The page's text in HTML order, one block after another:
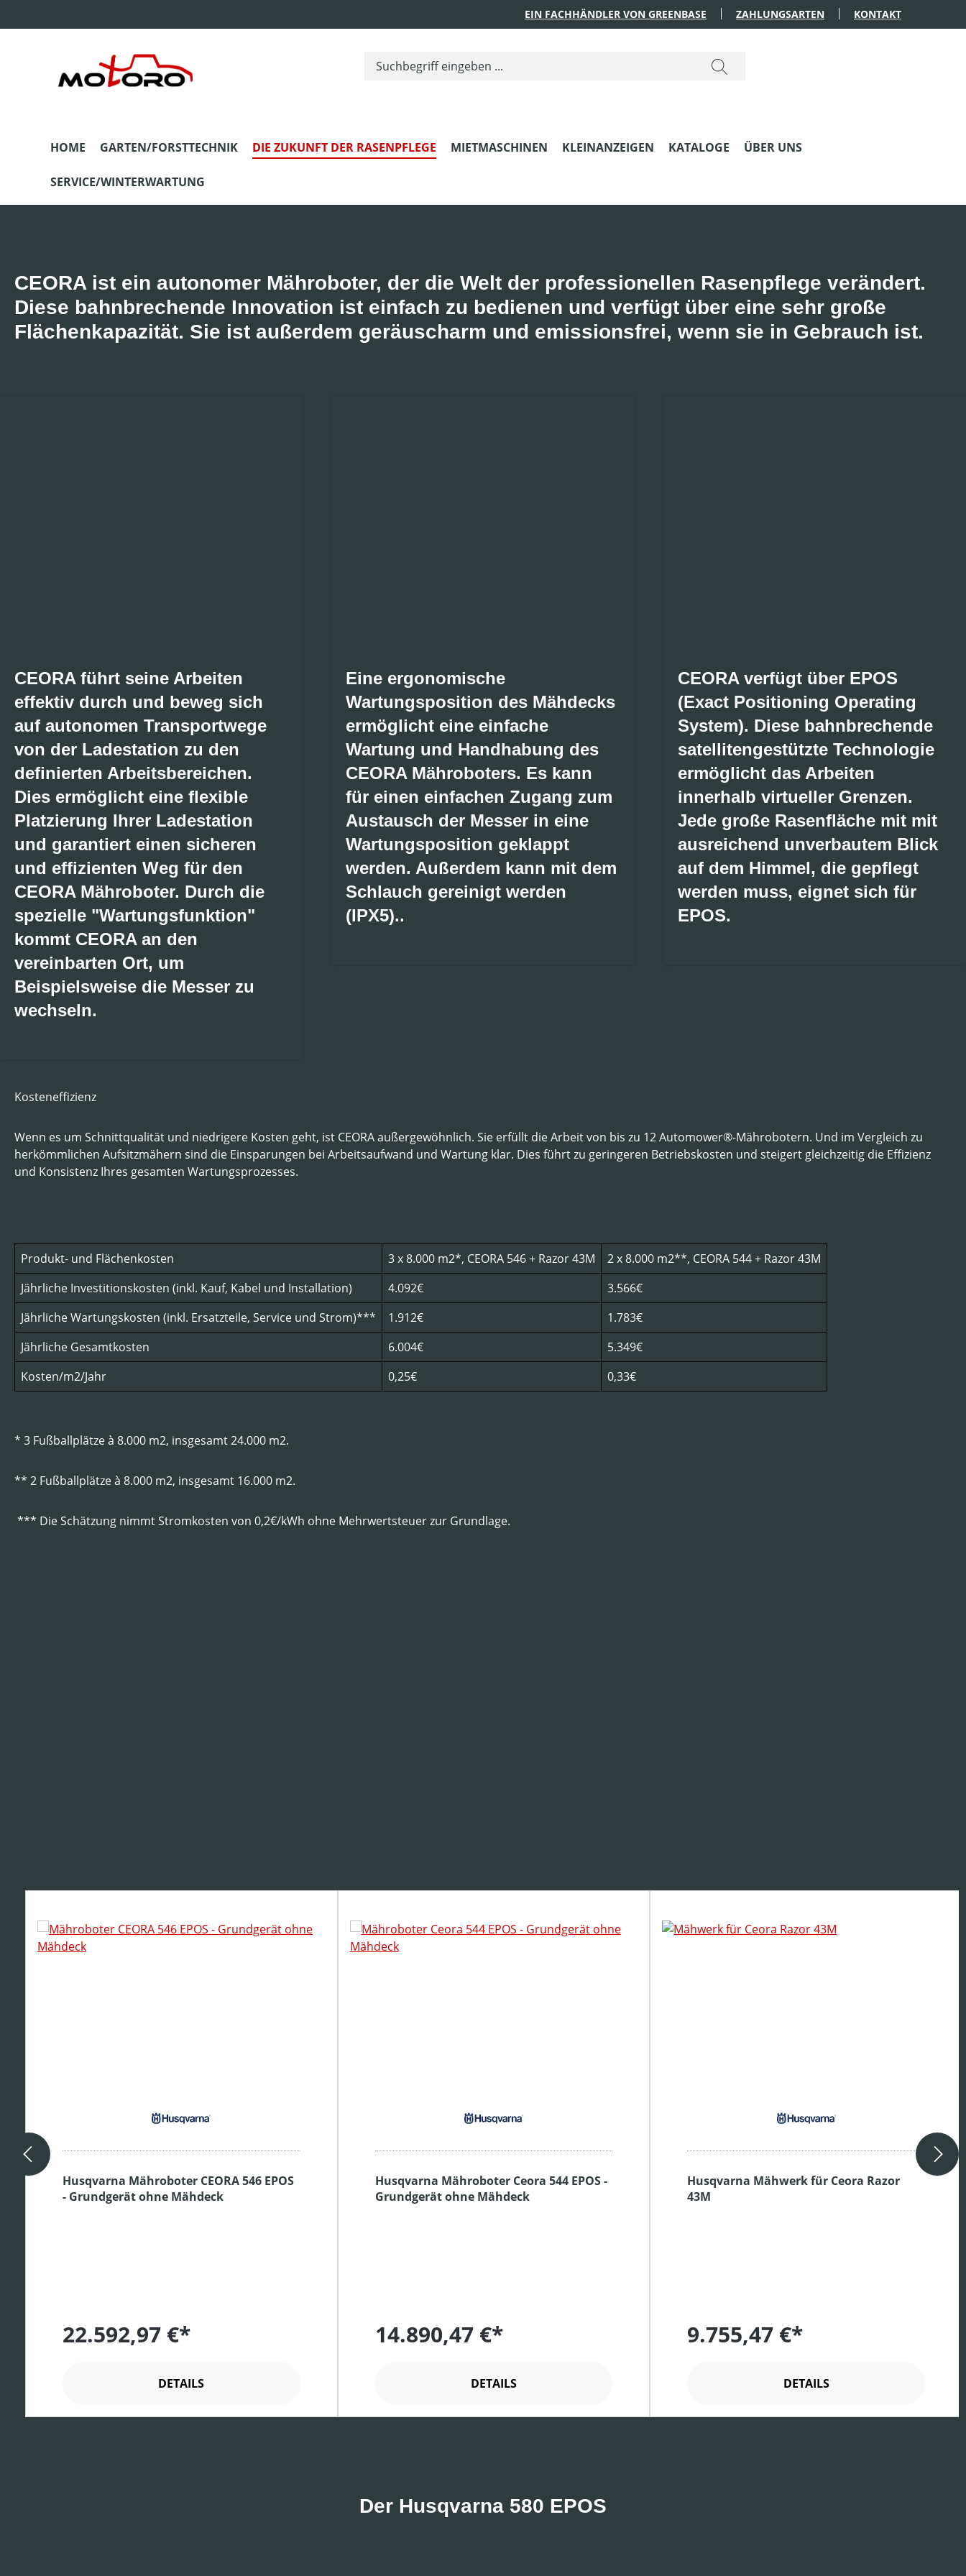
EIN FACHHÄNDLER VON GREENBASE ZAHLUNGSARTEN KONTAKT
HOME GARTEN/FORSTTECHNIK DIE ZUKUNFT DER RASENPFLEGE MIETMASCHINEN KLEINANZEIGEN KATALOGE ÜBER UNS
SERVICE/WINTERWARTUNG
CEORA ist ein autonomer Mähroboter, der die Welt der professionellen Rasenpflege verändert.
Diese bahnbrechende Innovation ist einfach zu bedienen und verfügt über eine sehr große
Flächenkapazität. Sie ist außerdem geräuscharm und emissionsfrei, wenn sie in Gebrauch ist.
CEORA führt seine Arbeiten
effektiv durch und beweg sich
auf autonomen Transportwege
von der Ladestation zu den
definierten Arbeitsbereichen.
Dies ermöglicht eine flexible
Platzierung Ihrer Ladestation
und garantiert einen sicheren
und effizienten Weg für den
CEORA Mähroboter. Durch die
spezielle "Wartungsfunktion"
kommt CEORA an den
vereinbarten Ort, um
Beispielsweise die Messer zu
wechseln.
Eine ergonomische
Wartungsposition des Mähdecks
ermöglicht eine einfache
Wartung und Handhabung des
CEORA Mähroboters. Es kann
für einen einfachen Zugang zum
Austausch der Messer in eine
Wartungsposition geklappt
werden. Außerdem kann mit dem
Schlauch gereinigt werden
(IPX5)..
CEORA verfügt über EPOS
(Exact Positioning Operating
System). Diese bahnbrechende
satellitengestützte Technologie
ermöglicht das Arbeiten
innerhalb virtueller Grenzen.
Jede große Rasenfläche mit mit
ausreichend unverbautem Blick
auf dem Himmel, die gepflegt
werden muss, eignet sich für
EPOS.
Kosteneffizienz
Wenn es um Schnittqualität und niedrigere Kosten geht, ist CEORA außergewöhnlich. Sie erfüllt die Arbeit von bis zu 12 Automower®-Mährobotern. Und im Vergleich zu
herkömmlichen Aufsitzmähern sind die Einsparungen bei Arbeitsaufwand und Wartung klar. Dies führt zu geringeren Betriebskosten und steigert gleichzeitig die Effizienz
und Konsistenz Ihres gesamten Wartungsprozesses.
Produkt- und Flächenkosten 3 x 8.000 m2*, CEORA 546 + Razor 43M
2 x 8.000 m2**, CEORA 544 + Razor 43M
Jährliche Investitionskosten (inkl. Kauf, Kabel und Installation)
4.092€
3.566€
Jährliche Wartungskosten (inkl. Ersatzteile, Service und Strom)***
1.912€
1.783€
Jährliche Gesamtkosten
6.004€
5.349€
Kosten/m2/Jahr
0,25€ 0,33€
* 3 Fußballplätze à 8.000 m2, insgesamt 24.000 m2.
** 2 Fußballplätze à 8.000 m2, insgesamt 16.000 m2.
*** Die Schätzung nimmt Stromkosten von 0,2€/kWh ohne Mehrwertsteuer zur Grundlage.
Husqvarna Mähroboter CEORA 546 EPOS
- Grundgerät ohne Mähdeck
22.592,97 €*
DETAILS
Husqvarna Mähroboter Ceora 544 EPOS -
Grundgerät ohne Mähdeck
14.890,47 €*
DETAILS
Husqvarna Mähwerk für Ceora Razor
43M
9.755,47 €*
DETAILS
Der Husqvarna 580 EPOS